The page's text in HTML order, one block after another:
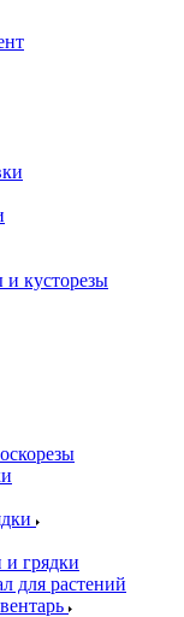
кусторезы
грядки
для растений